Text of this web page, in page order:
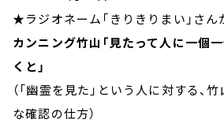
★ラジオネーム「きりきりまい」さん
カンニング竹山「見たって人に一個
くと」
（「幽霊を見た」という人に対する、
な確認の仕方）